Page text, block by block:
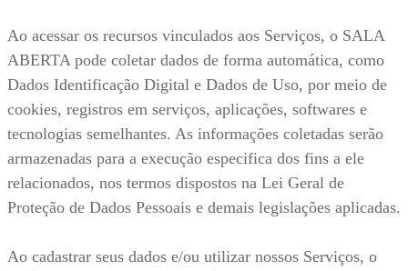
Ao acessar os recursos vinculados aos Serviços, o SALA
ABERTA pode coletar dados de forma automática, como
Dados Identificação Digital e Dados de Uso, por meio de
cookies, registros em serviços, aplicações, softwares e
tecnologias semelhantes. As informações coletadas serão
armazenadas para a execução especifica dos fins a ele
relacionados, nos termos dispostos na Lei Geral de
Proteção de Dados Pessoais e demais legislações aplicadas.
Ao cadastrar seus dados e/ou utilizar nossos Serviços, o